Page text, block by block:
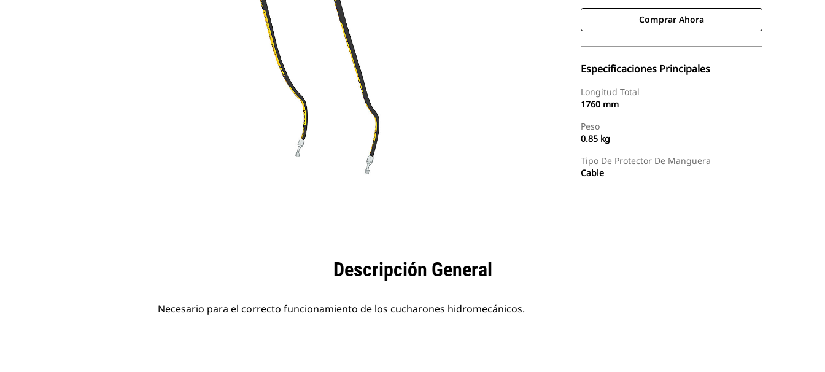
Comprar Ahora
Especificaciones Principales
Longitud Total
1760 mm
Peso
0.85 kg
Tipo De Protector De Manguera
Cable
Descripción General
Necesario para el correcto funcionamiento de los cucharones hidromecánicos.